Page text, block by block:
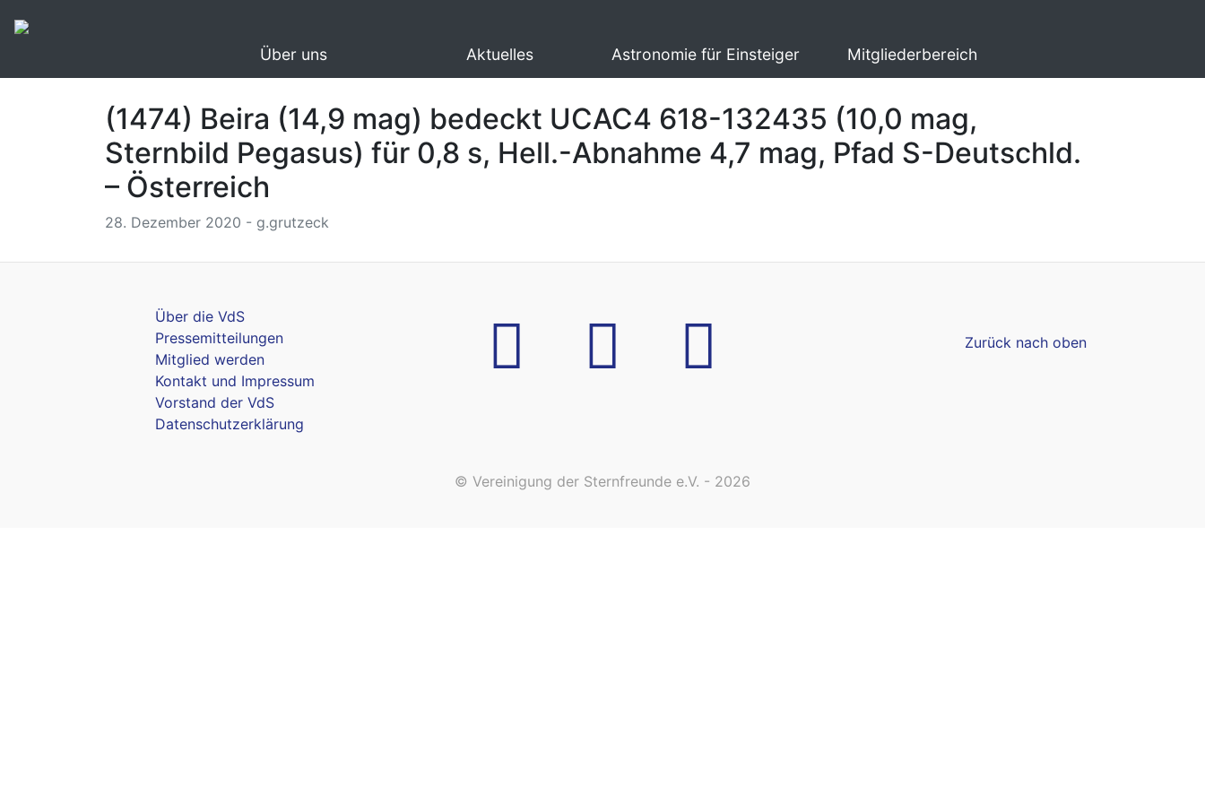
Über uns Aktuelles Astronomie für Einsteiger Mitgliederbereich
(1474) Beira (14,9 mag) bedeckt UCAC4 618-132435 (10,0 mag,
Sternbild Pegasus) für 0,8 s, Hell.-Abnahme 4,7 mag, Pfad S-Deutschld.
– Österreich
28. Dezember 2020 - g.grutzeck
Über die VdS
Pressemitteilungen
Mitglied werden
Kontakt und Impressum
Vorstand der VdS
Datenschutzerklärung
Zurück nach oben
© Vereinigung der Sternfreunde e.V. - 2026